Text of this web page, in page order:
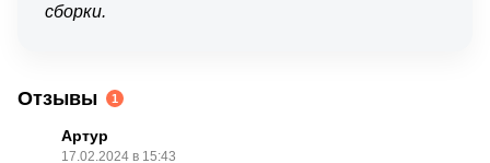
сборки.
Отзывы 1
Артур
17.02.2024 в 15:43